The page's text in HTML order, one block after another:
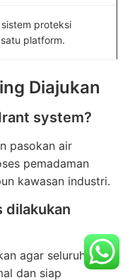
proteksi
platform.
Diajukan
system?
pasokan air
pemadaman
kawasan industri.
dilakukan
agar seluruh
dan siap